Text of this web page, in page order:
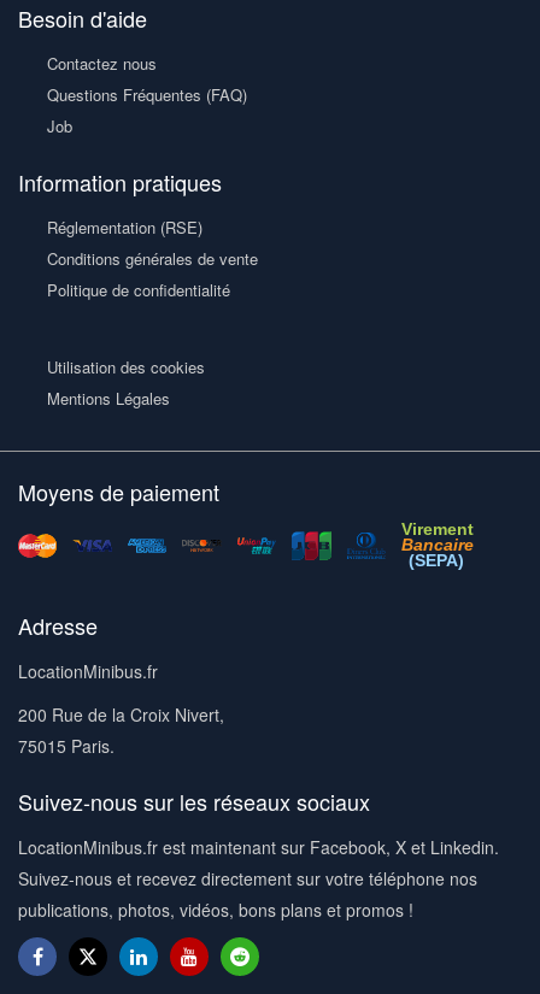
Besoin d'aide
Contactez nous
Questions Fréquentes (FAQ)
Job
Information pratiques
Réglementation (RSE)
Conditions générales de vente
Politique de confidentialité
Utilisation des cookies
Mentions Légales
Moyens de paiement
Virement
Bancaire
(SEPA)
Adresse
LocationMinibus.fr
200 Rue de la Croix Nivert,
75015 Paris.
Suivez-nous sur les réseaux sociaux
LocationMinibus.fr est maintenant sur Facebook, X et Linkedin.
Suivez-nous et recevez directement sur votre téléphone nos
publications, photos, vidéos, bons plans et promos !